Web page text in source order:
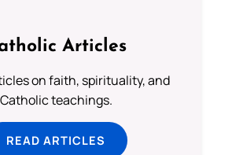
Articles
on faith, spirituality, and
Catholic teachings.
READ ARTICLES